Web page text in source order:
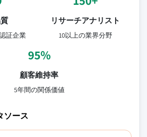
証企業
リサーチアナリスト
10以上の業界分野
95%
顧客維持率
5年間の関係価値
ソース